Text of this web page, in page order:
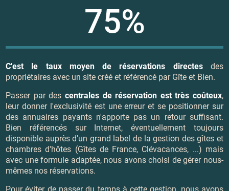
75%
C'est le taux moyen de réservations directesdes
propriétaires avec un site créé et référencé par Gîte et Bien.
Passer par des centrales de réservation est très coûteux,
leur donner l'exclusivité est une erreur et se positionner sur
des annuaires payants n'apporte pas un retour suffisant.
Bien référencés sur Internet, éventuellement toujours
disponible auprès d'un grand label de la gestion des gîtes et
chambres d'hôtes (Gîtes de France, Clévacances, ...) mais
avec une formule adaptée, nous avons choisi de gérer nous-
mêmes nos réservations.
Pour éviter de passer du temps à cette gestion, nous avons